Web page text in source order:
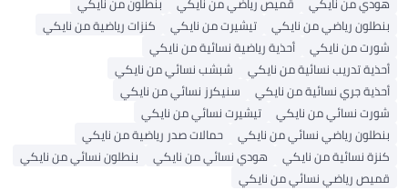
رياضي من نايكي
تيشيرت من نايكي
كنزات رياضية من نايكي
من نايكي
أحذية رياضية نسائية من نايكي
تدريب نسائية من نايكي
شبشب نسائي من نايكي
جري نسائية من نايكي
سنيكرز نسائي من نايكي
نسائي من نايكي
تيشيرت نسائي من نايكي
رياضي نسائي من نايكي
حمالات صدر رياضية من نايكي
نسائية من نايكي
هودي نسائي من نايكي
بنطلون نسائي من نايكي
رياضي نسائي من نايكي